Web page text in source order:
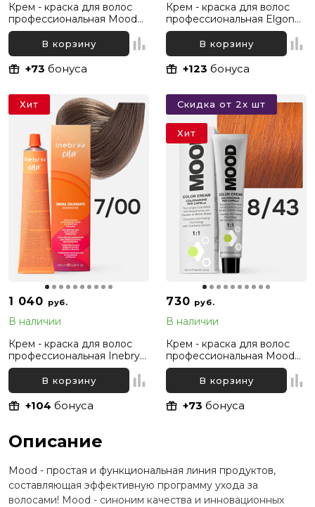
Крем - краска для волос
профессиональная Mood
7/44 Русый Интенсивный
медный, 100 мл
В корзину
+73 бонуса
Крем - краска для волос
профессиональная Elgon
Moda&Styling 10/27
Светлый блонд
Жемчужный, 125 мл
В корзину
+123 бонуса
1 040 руб.
В наличии
Крем - краска для волос
профессиональная Inebrya
Color Professional 7/00
Русый Интенсивный
натуральный, 100 мл
В корзину
+104 бонуса
Хит
730 руб.
В наличии
Крем - краска для волос
профессиональная Mood
8/43 Светлый русый
Медно-золотистый, 100 мл
В корзину
+73 бонуса
Скидка от 2х шт
Хит
Описание
Mood - простая и функциональная линия продуктов,
составляющая эффективную программу ухода за
волосами! Mood - синоним качества и инновационных